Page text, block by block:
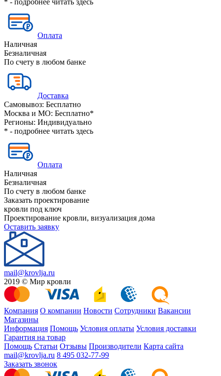
Оплата
Наличная
Безналичная
По счету в любом банке
Доставка
Самовывоз: Бесплатно
Москва и МО: Бесплатно*
Регионы: Индивидуально
* - подробнее читать здесь
Оплата
Наличная
Безналичная
По счету в любом банке
Заказать проектирование
кровли под ключ
Проектирование кровли, визуализация дома
Оставить заявку
mail@krovlja.ru
2019 © Мир кровли
Компания О компании Новости Сотрудники Вакансии
Магазины
Информация Помощь Условия оплаты Условия доставки
Гарантия на товар
Помощь Статьи Отзывы Производители Карта сайта
mail@krovlja.ru 8 495 032-77-99
Заказать звонок